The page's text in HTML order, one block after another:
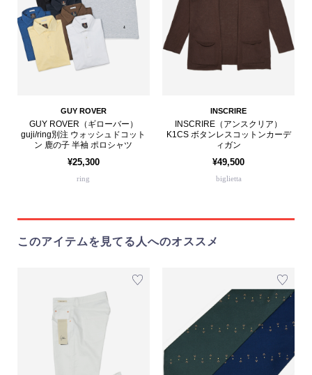
GUY ROVER
GUY ROVER（ギローバー）
guji/ring別注 ウォッシュドコット
ン 鹿の子 半袖 ポロシャツ
¥25,300
ring
INSCRIRE
INSCRIRE（アンスクリア）
K1CS ボタンレスコットンカーデ
ィガン
¥49,500
biglietta
このアイテムを見てる人へのオススメ